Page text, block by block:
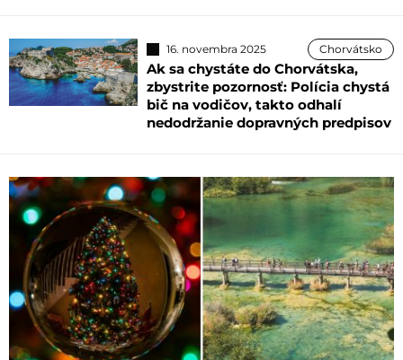
16. novembra 2025 Chorvátsko
Ak sa chystáte do Chorvátska,
zbystrite pozornosť: Polícia chystá
bič na vodičov, takto odhalí
nedodržanie dopravných predpisov